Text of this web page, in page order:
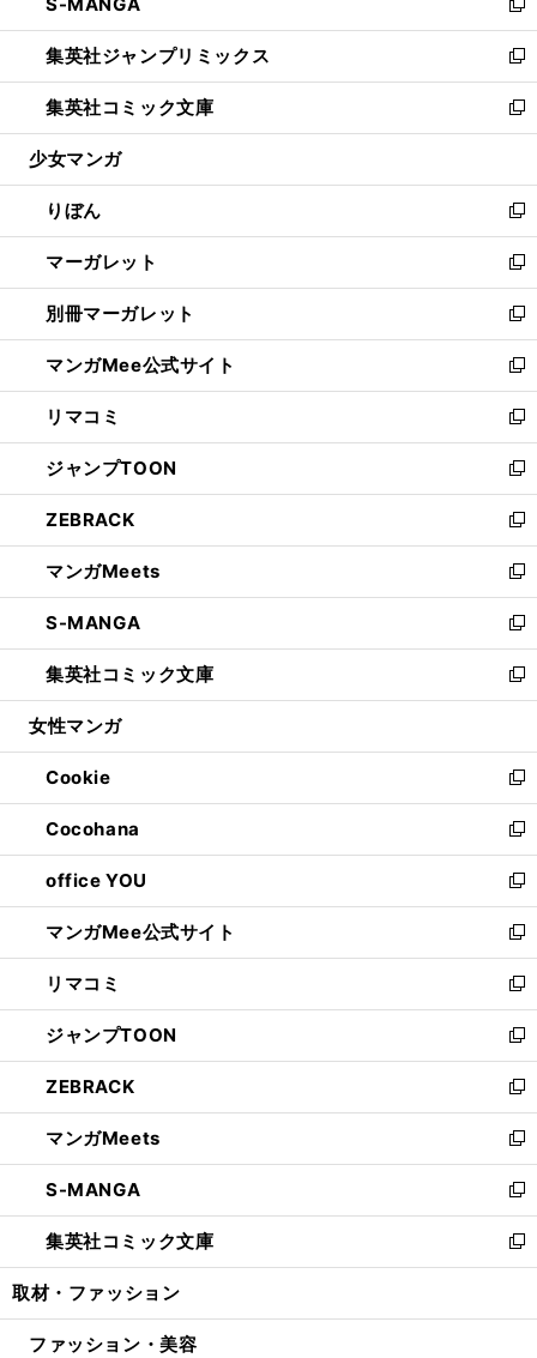
で
開
く
ド
ウ
で
開
く
ィ
ン
ド
ウ
で
開
い
ウ
ィ
ン
ド
ウ
開
く
新
し
い
ウ
ィ
ン
ウ
で
開
く
集英社ジャンプリミックス
新
し
い
ウ
ン
ド
ウ
で
開
く
集英社コミック文庫
新
し
ウ
ィ
ン
ド
ウ
で
開
く
少女マンガ
りぼん
新
し
い
ウ
ィ
ン
ド
ウ
で
開
く
マーガレット
新
し
い
ウ
ィ
ン
ド
ウ
で
開
く
別冊マーガレット
新
し
い
ウ
ィ
ン
ド
ウ
で
開
く
マンガMee公式サイト
新
し
い
ウ
ィ
ン
ド
ウ
で
開
く
リマコミ
新
し
い
ウ
ィ
ン
ド
ウ
で
開
く
ジャンプTOON
新
し
い
ウ
ィ
ン
ド
ウ
で
開
ZEBRACK
新
し
い
ウ
ィ
ン
ド
ウ
開
く
マンガMeets
新
し
い
ウ
ィ
ン
ウ
で
開
く
S-MANGA
新
し
い
ウ
ン
ド
ウ
で
開
く
集英社コミック文庫
新
し
ウ
ィ
ン
ド
ウ
で
開
く
女性マンガ
Cookie
新
し
い
ウ
ィ
ン
ド
ウ
で
開
く
Cocohana
新
し
い
ウ
ィ
ン
ド
ウ
で
開
く
office YOU
新
し
い
ウ
ィ
ン
ド
ウ
で
開
く
マンガMee公式サイト
新
し
い
ウ
ィ
ン
ド
ウ
で
開
く
リマコミ
新
し
い
ウ
ィ
ン
ド
ウ
で
開
く
ジャンプTOON
新
し
い
ウ
ィ
ン
ド
ウ
で
開
ZEBRACK
新
し
い
ウ
ィ
ン
ド
ウ
開
マンガMeets
新
し
い
ウ
ィ
ン
ウ
S-MANGA
新
し
い
ウ
ン
集英社コミック文庫
新
し
ウ
取材・ファッション
ファッション・美容